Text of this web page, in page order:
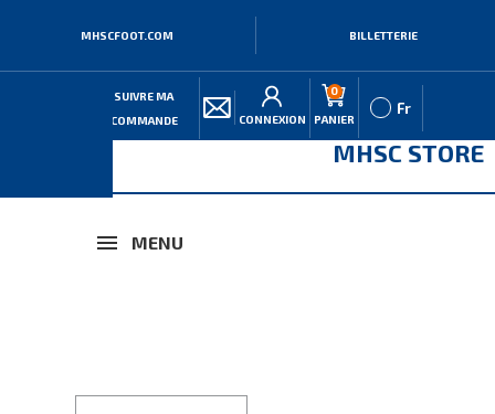
MHSCFOOT.COM BILLETTERIE
SUIVRE MA
COMMANDE
CONNEXION
0
PANIER
Fr
MHSC STORE
MENU